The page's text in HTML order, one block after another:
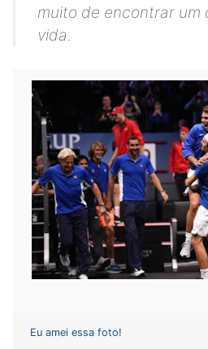
muito de encontrar um
vida.
Eu amei essa foto!